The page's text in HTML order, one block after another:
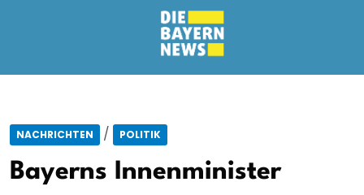
NACHRICHTEN / POLITIK
Bayerns Innenminister